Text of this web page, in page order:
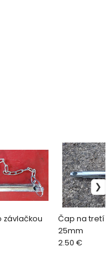
závlačkou
Čap na tretí
25mm
2.50 €